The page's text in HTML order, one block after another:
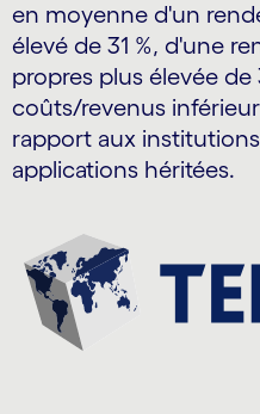
en moyenne d'un
élevé de 31 %, d'une
propres plus élevée de
coûts/revenus
rapport aux
applications héritées.